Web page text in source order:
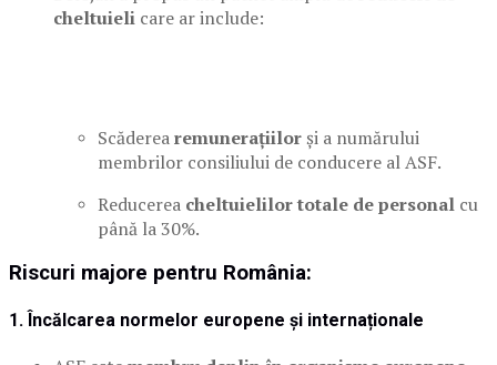
cheltuieli care ar include:
Scăderearemunerațiilorși a numărului
membrilor consiliului de conducere al ASF.
Reducerea cheltuielilor totale de personal cu
până la 30%.
Riscuri majore pentru România:
1. Încălcarea normelor europene și internaționale